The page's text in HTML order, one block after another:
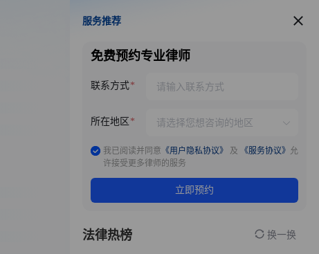
服务推荐
服务推荐
免费预约专业律师
联系方式
所在地区
我已阅读并同意 《用户隐私协议》 及 《服务协议》 允
许接受更多律师的服务
立即预约
法律热榜 换一换